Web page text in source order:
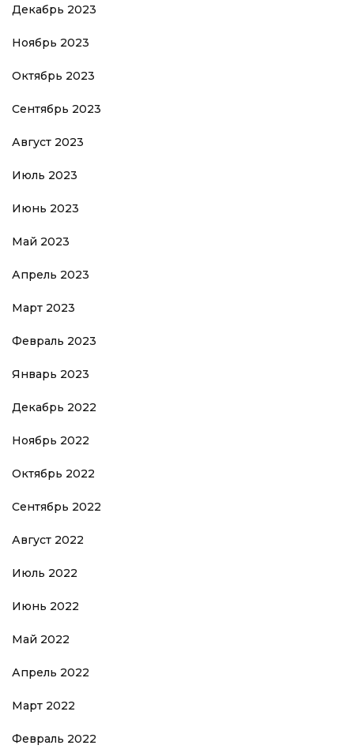
Декабрь 2023
Ноябрь 2023
Октябрь 2023
Сентябрь 2023
Август 2023
Июль 2023
Июнь 2023
Май 2023
Апрель 2023
Март 2023
Февраль 2023
Январь 2023
Декабрь 2022
Ноябрь 2022
Октябрь 2022
Сентябрь 2022
Август 2022
Июль 2022
Июнь 2022
Май 2022
Апрель 2022
Март 2022
Февраль 2022